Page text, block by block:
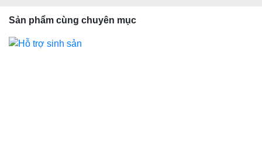
Sản phẩm cùng chuyên mục